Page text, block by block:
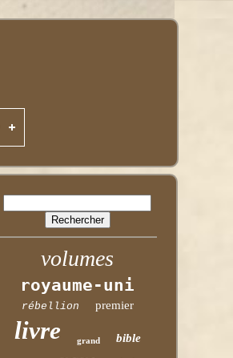
volumes
royaume-uni
rébellion premier
livre grand bible